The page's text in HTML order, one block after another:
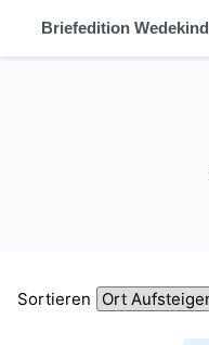
Briefedition Wedekind
Sortieren